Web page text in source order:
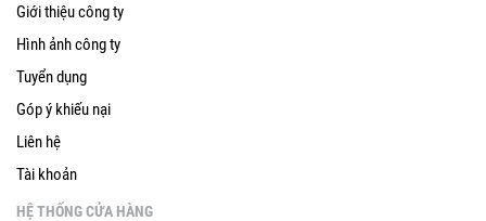
Giới thiệu công ty
Hình ảnh công ty
Tuyển dụng
Góp ý khiếu nại
Liên hệ
Tài khoản
HỆ THỐNG CỬA HÀNG